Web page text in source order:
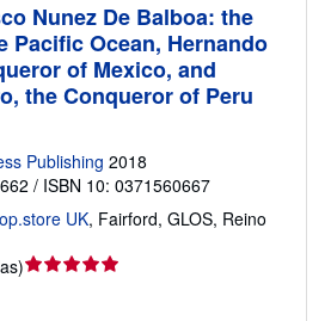
Nunez De Balboa: the
Pacific Ocean, Hernando
of Mexico, and
the Conqueror of Peru
Publishing 2018
/ ISBN 10: 0371560667
UK, Fairford, GLOS, Reino
)Calificación